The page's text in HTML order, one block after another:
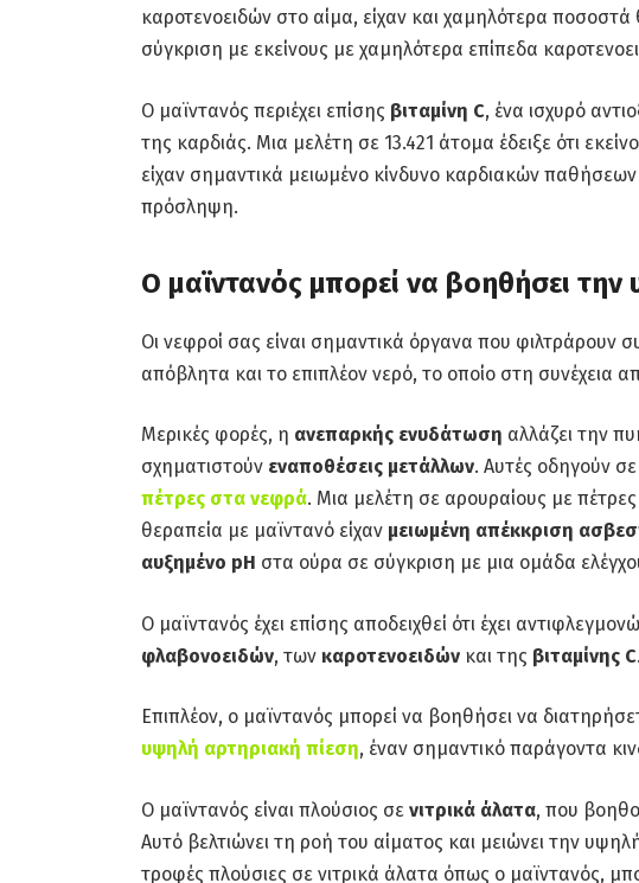
καροτενοειδών στο αίμα, είχαν και χαμηλότερα
σύγκριση με εκείνους με χαμηλότερα επίπεδα
Ο μαϊντανός περιέχει επίσης βιταμίνη C, ένα ισχυρό
της καρδιάς. Μια μελέτη σε 13.421 άτομα έδειξε ότι
είχαν σημαντικά μειωμένο κίνδυνο καρδιακών
πρόσληψη.
Ο μαϊντανός μπορεί να βοηθήσει την
Οι νεφροί σας είναι σημαντικά όργανα που φιλτράρουν
απόβλητα και το επιπλέον νερό, το οποίο στη συνέχεια
Μερικές φορές, η ανεπαρκής ενυδάτωση αλλάζει την
σχηματιστούν εναποθέσεις μετάλλων. Αυτές οδηγούν
πέτρες στα νεφρά. Μια μελέτη σε αρουραίους με
θεραπεία με μαϊντανό είχαν μειωμένη απέκκριση
αυξημένο pH στα ούρα σε σύγκριση με μια ομάδα
Ο μαϊντανός έχει επίσης αποδειχθεί ότι έχει
φλαβονοειδών, των καροτενοειδώνκαι της βιταμίνης C.
Επιπλέον, ο μαϊντανός μπορεί να βοηθήσει να
υψηλή αρτηριακή πίεση, έναν σημαντικό παράγοντα
Ο μαϊντανός είναι πλούσιος σε νιτρικά άλατα, που
Αυτό βελτιώνει τη ροή του αίματος και μειώνει την
τροφές πλούσιες σε νιτρικά άλατα όπως ο μαϊντανός,